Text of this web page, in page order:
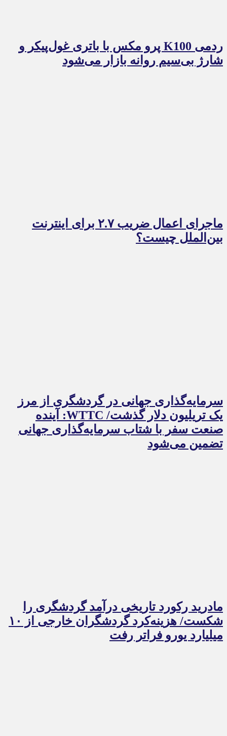
ردمی K100 پرو مکس با باتری غول‌پیکر و
شارژ بی‌سیم روانه بازار می‌شود
ماجرای اعمال ضریب ۲.۷ برای اینترنت
بین‌الملل چیست؟
سرمایه‌گذاری جهانی در گردشگری از مرز
یک تریلیون دلار گذشت/ WTTC: آینده
صنعت سفر با شتاب سرمایه‌گذاری جهانی
تضمین می‌شود
مادرید رکورد تاریخی درآمد گردشگری را
شکست/ هزینه‌کرد گردشگران خارجی از ۱۰
میلیارد یورو فراتر رفت